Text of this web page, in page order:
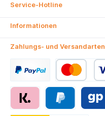
Service-Hotline
Informationen
Zahlungs- und Versandarten